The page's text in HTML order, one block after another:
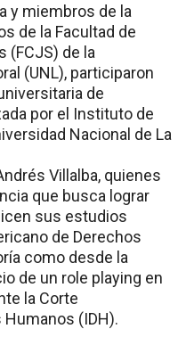
y miembros de la
de la Facultad de
(FCJS) de la
(UNL), participaron
de
por el Instituto de
Nacional de La
Villalba, quienes
que busca lograr
sus estudios
de Derechos
como desde la
de un role playing en
la Corte
(IDH).